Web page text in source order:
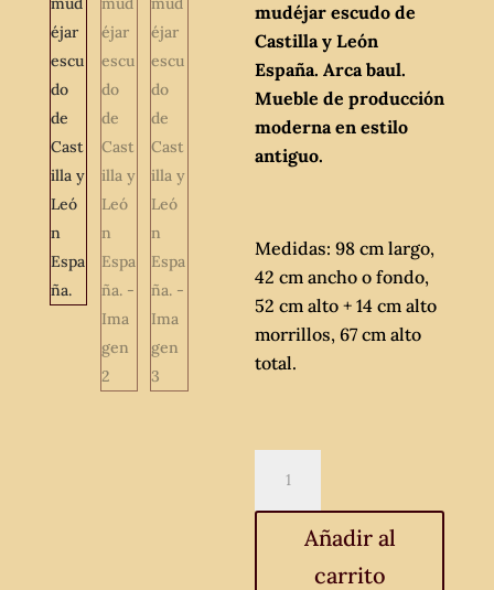
mudéjar escudo de
Castilla y León
España. Arca baul.
Mueble de producción
moderna en estilo
antiguo.
Medidas: 98 cm largo,
42 cm ancho o fondo,
52 cm alto + 14 cm alto
morrillos, 67 cm alto
total.
antiguo
tipo
bargueñoAñadir al
carrito